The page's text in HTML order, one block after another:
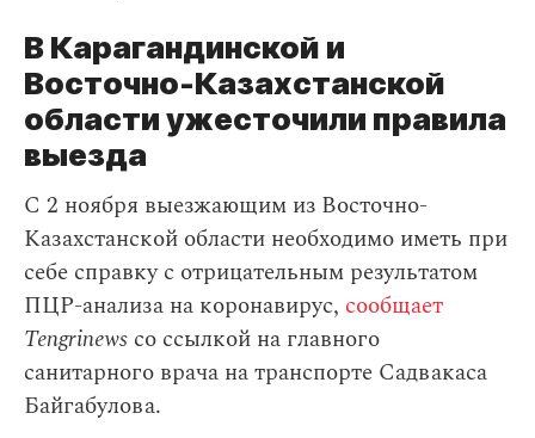
В Карагандинской и
Восточно-Казахстанской
области ужесточили правила
выезда
С 2 ноября выезжающим из Восточно-
Казахстанской области необходимо иметь при
себе справку с отрицательным результатом
ПЦР-анализа на коронавирус, сообщает
Tengrinews со ссылкой на главного
санитарного врача на транспорте Садвакаса
Байгабулова.